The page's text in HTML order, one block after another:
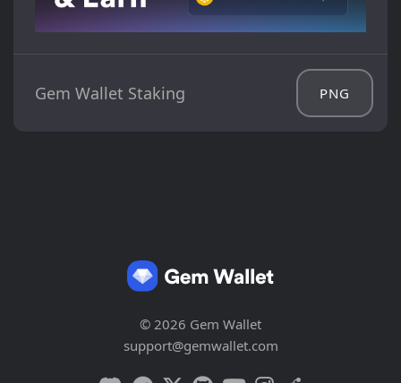
Gem Wallet Staking PNG
© 2026 Gem Wallet
support@gemwallet.com